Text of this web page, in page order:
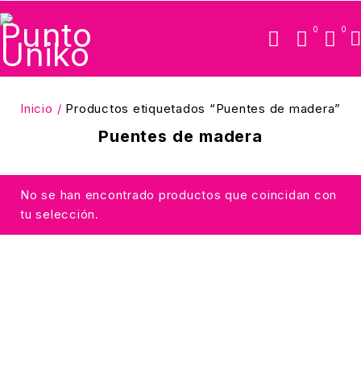
0 0
Puentes de madera
Inicio / Productos etiquetados “Puentes de madera”
No se han encontrado productos que coincidan con
tu selección.